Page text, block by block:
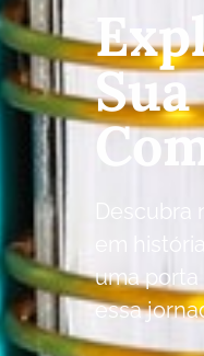
em
uma porta
essa